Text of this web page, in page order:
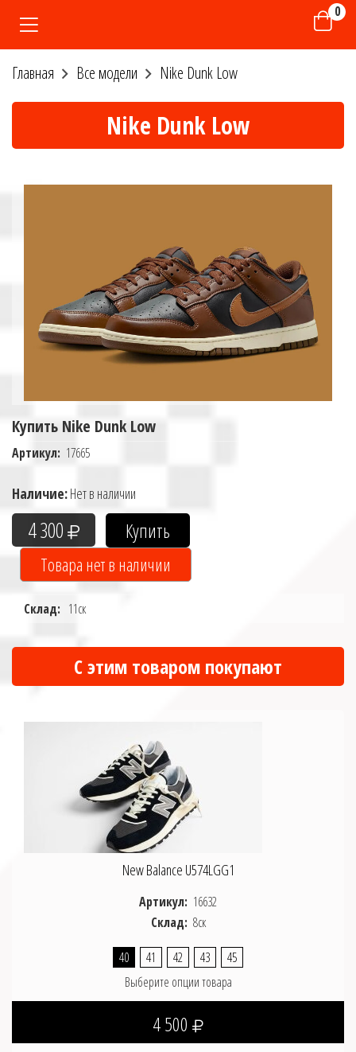
0
Главная Все модели Nike Dunk Low
Nike Dunk Low
Купить Nike Dunk Low
Артикул: 17665
Наличие:Нет в наличии
4 300
Склад: 11ск
С этим товаром покупают
New Balance U574LGG1
Артикул: 16632
Склад: 8ск
40 41 42 43
45
Выберите опции товара
4 500